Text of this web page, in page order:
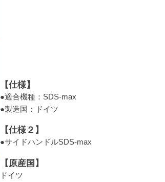
【仕様】
●適合機種：SDS-max
●製造国：ドイツ
【仕様２】
●サイドハンドルSDS-max
【原産国】
ドイツ